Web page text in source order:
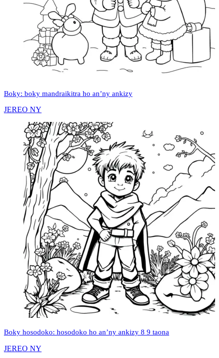
Boky: boky mandraikitra ho an’ny ankizy
JEREO NY
Boky hosodoko: hosodoko ho an’ny ankizy 8 9 taona
JEREO NY